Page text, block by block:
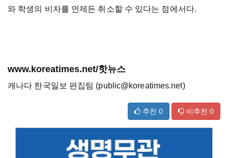
와 학생의 비자를 언제든 취소할 수 있다는 점에서다.
www.koreatimes.net/핫뉴스
캐나다 한국일보 편집팀 (public@koreatimes.net)
추천 0 비추천 0